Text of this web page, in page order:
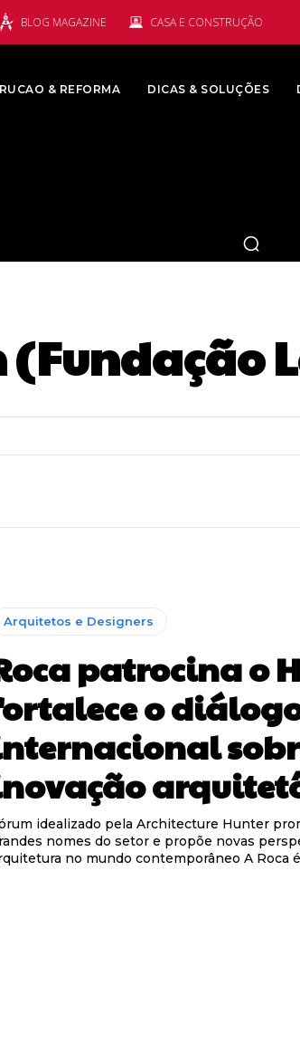
BLOG MAGAZINE CASA E CONSTRUÇÃO
& REFORMA DICAS & SOLUÇÕES
Arquitetos e Designers
patrocina o
o
idealizado pela Architecture Hunter
nomes do setor e propõe novas
no mundo contemporâneo A Roca